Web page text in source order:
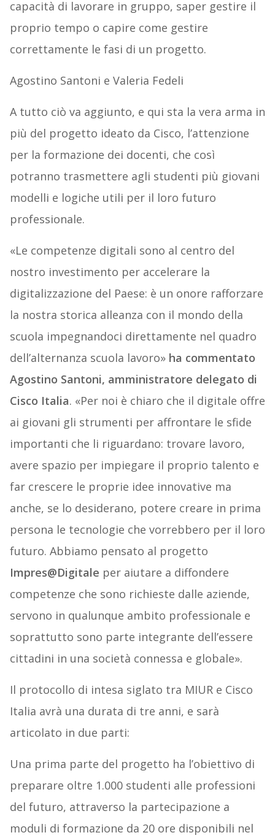
capacità di lavorare in gruppo, saper gestire il
proprio tempo o capire come gestire
correttamente le fasi di un progetto.
Agostino Santoni e Valeria Fedeli
A tutto ciò va aggiunto, e qui sta la vera arma in
più del progetto ideato da Cisco, l’attenzione
per la formazione dei docenti, che così
potranno trasmettere agli studenti più giovani
modelli e logiche utili per il loro futuro
professionale.
«Le competenze digitali sono al centro del
nostro investimento per accelerare la
digitalizzazione del Paese: è un onore rafforzare
la nostra storica alleanza con il mondo della
scuola impegnandoci direttamente nel quadro
dell’alternanza scuola lavoro»ha commentato
Agostino Santoni, amministratore delegato di
Cisco Italia. «Per noi è chiaro che il digitale offre
ai giovani gli strumenti per affrontare le sfide
importanti che li riguardano: trovare lavoro,
avere spazio per impiegare il proprio talento e
far crescere le proprie idee innovative ma
anche, se lo desiderano, potere creare in prima
persona le tecnologie che vorrebbero per il loro
futuro. Abbiamo pensato al progetto
Impres@Digitale per aiutare a diffondere
competenze che sono richieste dalle aziende,
servono in qualunque ambito professionale e
soprattutto sono parte integrante dell’essere
cittadini in una società connessa e globale».
Il protocollo di intesa siglato tra MIUR e Cisco
Italia avrà una durata di tre anni, e sarà
articolato in due parti:
Una prima parte del progetto ha l’obiettivo di
preparare oltre 1.000 studenti alle professioni
del futuro, attraverso la partecipazione a
moduli di formazione da 20 ore disponibili nel